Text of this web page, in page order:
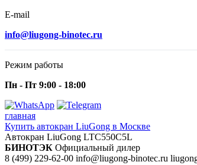
E-mail
info@liugong-binotec.ru
Режим работы
Пн - Пт 9:00 - 18:00
главная
Купить автокран LiuGong в Москве
Автокран LiuGong LTC550C5L
БИНОТЭК Официальный дилер
8 (499) 229-62-00 info@liugong-binotec.ru